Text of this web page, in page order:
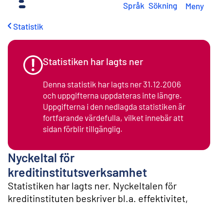
Språk Sökning Meny
Statistik
Statistiken har lagts ner
Denna statistik har lagts ner 31.12.2006
och uppgifterna uppdateras inte längre.
Uppgifterna i den nedlagda statistiken är
fortfarande värdefulla, vilket innebär att
sidan förblir tillgänglig.
Nyckeltal för
kreditinstitutsverksamhet
Statistiken har lagts ner. Nyckeltalen för
kreditinstituten beskriver bl.a. effektivitet,